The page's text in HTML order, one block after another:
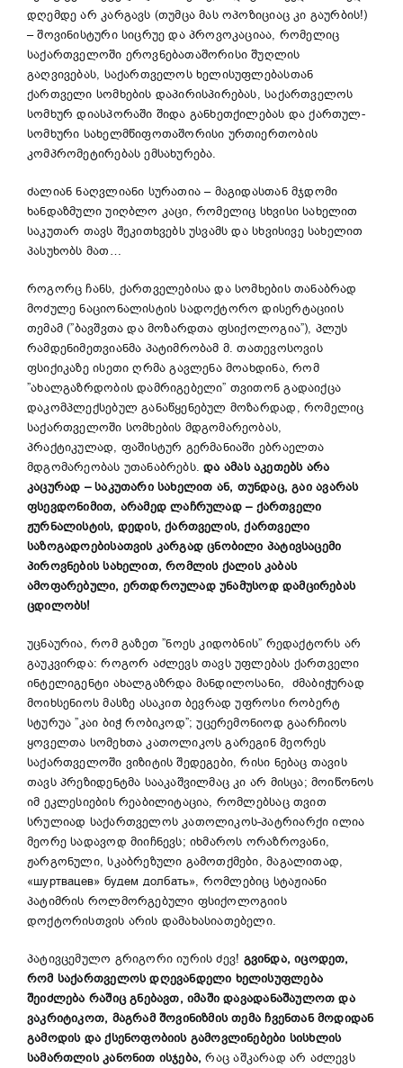
დღემდე არ კარგავს (თუმცა მას ოპოზიციაც კი გაურბის!)
– შოვინისტური სიცრუე და პროვოკაციაა, რომელიც
საქართველოში ეროვნებათაშორისი შუღლის
გაღვივებას, საქართველოს ხელისუფლებასთან
ქართველი სომხების დაპირისპირებას, საქართველოს
სომხურ დიასპორაში შიდა განხეთქილებას და ქართულ-
სომხური სახელმწიფოთაშორისი ურთიერთობის
კომპრომეტირებას ემსახურება.
ძალიან ნაღვლიანი სურათია – მაგიდასთან მჯდომი
ხანდაზმული უიღბლო კაცი, რომელიც სხვისი სახელით
საკუთარ თავს შეკითხვებს უსვამს და სხვისივე სახელით
პასუხობს მათ…
როგორც ჩანს, ქართველებისა და სომხების თანაბრად
მოძულე ნაციონალისტის სადოქტორო დისერტაციის
თემამ (”ბავშვთა და მოზარდთა ფსიქოლოგია”), პლუს
რამდენიმეთვიანმა პატიმრობამ მ. თათევოსოვის
ფსიქიკაზე ისეთი ღრმა გავლენა მოახდინა, რომ
”ახალგაზრდობის დამრიგებელი” თვითონ გადაიქცა
დაკომპლექსებულ განაწყენებულ მოზარდად, რომელიც
საქართველოში სომხების მდგომარეობას,
პრაქტიკულად, ფაშისტურ გერმანიაში ებრაელთა
მდგომარეობას უთანაბრებს.და ამას აკეთებს არა
კაცურად –საკუთარი სახელით ან, თუნდაც, გაი ავარას
ფსევდონიმით, არამედ ლაჩრულად– ქართველი
ჟურნალისტის, დედის, ქართველის, ქართველი
საზოგადოებისათვის კარგად ცნობილი პატივსაცემი
პიროვნების სახელით,რომლის ქალის კაბას
ამოფარებული, ერთდროულადუნამუსოდ დამცირებას
ცდილობს!
უცნაურია, რომ გაზეთ ”ნოეს კიდობნის” რედაქტორს არ
გაუკვირდა: როგორ აძლევს თავს უფლებას ქართველი
ინტელიგენტი ახალგაზრდა მანდილოსანი, ძმაბიჭურად
მოიხსენიოს მასზე ასაკით ბევრად უფროსი რობერტ
სტურუა ”კაი ბიჭ რობიკოდ”; უცერემონიოდ გაარჩიოს
ყოველთა სომეხთა კათოლიკოს გარეგინ მეორეს
საქართველოში ვიზიტის შედეგები, რისი ნებაც თავის
თავს პრეზიდენტმა სააკაშვილმაც კი არ მისცა; მოიწონოს
იმ ეკლესიების რეაბილიტაცია, რომლებსაც თვით
სრულიად საქართველოს კათოლიკოს-პატრიარქი ილია
მეორე სადავოდ მიიჩნევს; იხმაროს ორაზროვანი,
ჟარგონული, სკაბრეზული გამოთქმები, მაგალითად,
«шуртвацев» будем долбать», რომლებიც სტაჟიანი
პატიმრის როლმორგებული ფსიქოლოგიის
დოქტორისთვის არის დამახასიათებელი.
პატივცემულო გრიგორი იურის ძევ! გვინდა, იცოდეთ,
რომ საქართველოს დღევანდელი ხელისუფლება
შეიძლება რაშიც გნებავთ, იმაში დავადანაშაულოთ და
ვაკრიტიკოთ, მაგრამ შოვინიზმის თემა ჩვენთან მოდიდან
გამოდის და ქსენოფობიის გამოვლინებები სისხლის
სამართლის კანონით ისჯება, რაც აშკარად არ აძლევს